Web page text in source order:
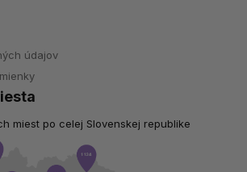
údajov
miest po celej Slovenskej republike